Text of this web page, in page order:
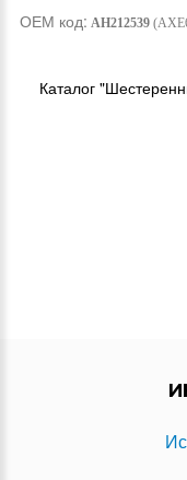
ОЕМ код: AH212539
Каталог